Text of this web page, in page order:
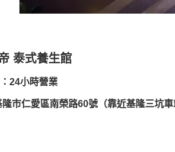
泰式養生館
24小時營業
隆市仁愛區南榮路60號（靠近基隆三坑